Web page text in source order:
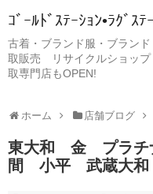
ｺﾞｰﾙﾄﾞｽﾃｰｼｮﾝ•ﾗｸﾞｽ
古着・ブランド服・ブラン
取販売 リサイクルショッ
取専門店もOPEN!
ホーム 店舗ブログ
東大和 金 プラ
間 小平 武蔵大